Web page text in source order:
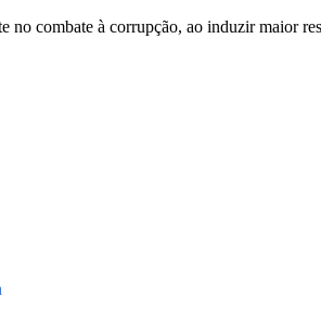
no combate à corrupção, ao induzir maior